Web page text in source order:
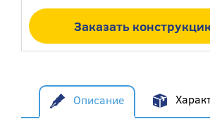
Заказать
Описание